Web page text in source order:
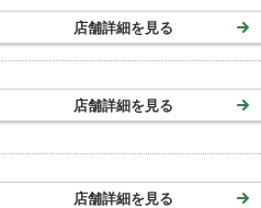
店舗詳細を見る
店舗詳細を見る
店舗詳細を見る